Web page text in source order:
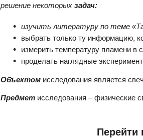
решение некоторых задач:
изучить литературу по теме
выбрать только ту информацию,
измерить температуру пламени в
проделать наглядные
Объектом исследования является
Предмет исследования – физические
Перейти